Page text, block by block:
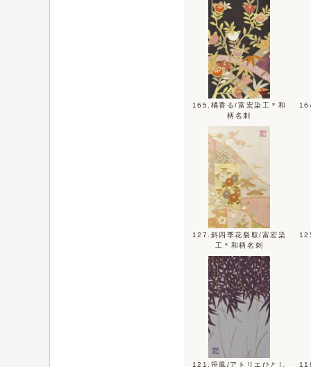
165.橘香る/富宏染工＊和
柄名刺
127.斜四季花裂取/富宏染
工＊和柄名刺
121.笹風/アトリエひとし